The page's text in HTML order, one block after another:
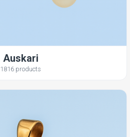
Auskari
1816 products